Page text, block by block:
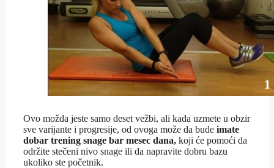
Ovo možda jeste samo deset vežbi, ali kada uzmete u obzir
sve varijante i progresije, od ovoga može da bude imate
dobar trening snage bar mesec dana, koji će pomoći da
održite stečeni nivo snage ili da napravite dobru bazu
ukoliko ste početnik.